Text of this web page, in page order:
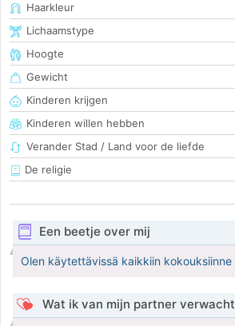
Haarkleur
Lichaamstype
Hoogte
Gewicht
Kinderen krijgen
Kinderen willen hebben
Verander Stad / Land voor de liefde
De religie
Een beetje over mij
Olen käytettävissä kaikkiin kokouksiinne
Wat ik van mijn partner verwacht